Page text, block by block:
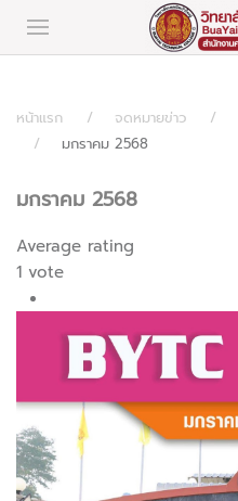
หน้าแรก จดหมายข่าว
มกราคม 2568
มกราคม 2568
Average rating
1 vote
4